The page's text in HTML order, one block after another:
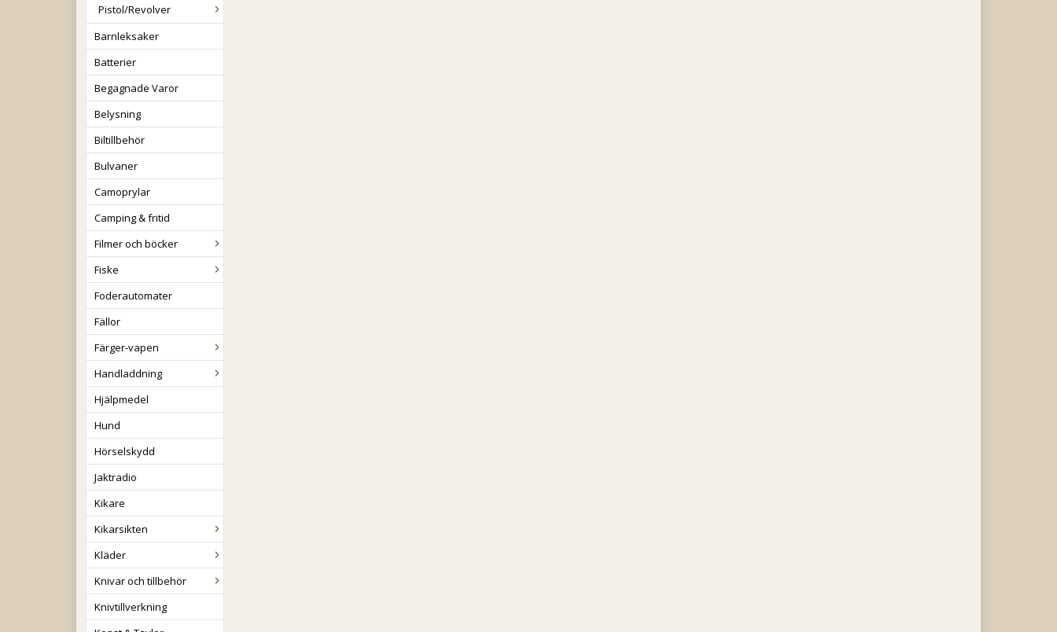
Pistol/Revolver
Barnleksaker
Batterier
Begagnade Varor
Belysning
Biltillbehör
Bulvaner
Camoprylar
Camping & fritid
Filmer och böcker
Fiske
Foderautomater
Fällor
Färger-vapen
Handladdning
Hjälpmedel
Hund
Hörselskydd
Jaktradio
Kikare
Kikarsikten
Kläder
Knivar och tillbehör
Knivtillverkning